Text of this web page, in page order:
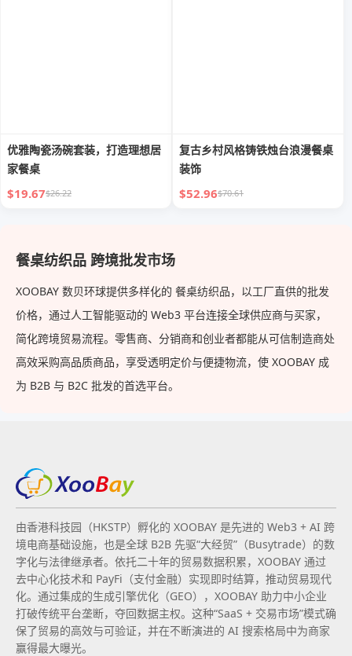
优雅陶瓷汤碗套装，打造理想居
家餐桌
$19.67$26.22
复古乡村风格铸铁烛台浪漫餐桌
装饰
$52.96$70.61
餐桌纺织品 跨境批发市场
XOOBAY 数贝环球提供多样化的 餐桌纺织品，以工厂直供的批发
价格，通过人工智能驱动的 Web3 平台连接全球供应商与买家，
简化跨境贸易流程。零售商、分销商和创业者都能从可信制造商处
高效采购高品质商品，享受透明定价与便捷物流，使 XOOBAY 成
为 B2B 与 B2C 批发的首选平台。
由香港科技园（HKSTP）孵化的 XOOBAY 是先进的 Web3 + AI 跨
境电商基础设施，也是全球 B2B 先驱“大经贸”（Busytrade）的数
字化与法律继承者。依托二十年的贸易数据积累，XOOBAY 通过
去中心化技术和 PayFi（支付金融）实现即时结算，推动贸易现代
化。通过集成的生成引擎优化（GEO），XOOBAY 助力中小企业
打破传统平台垄断，夺回数据主权。这种“SaaS + 交易市场”模式确
保了贸易的高效与可验证，并在不断演进的 AI 搜索格局中为商家
赢得最大曝光。